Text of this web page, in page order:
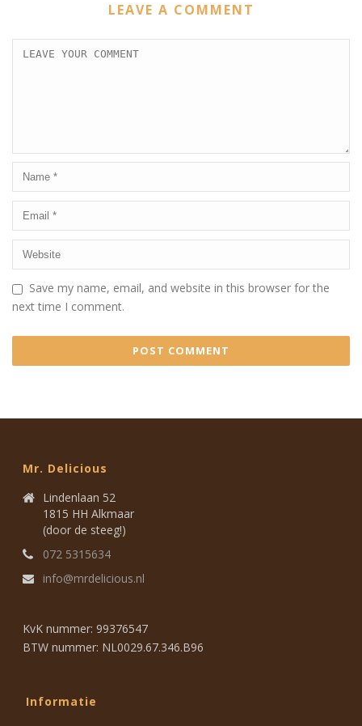
LEAVE A COMMENT
Save my name, email, and website in this browser for the
next time I comment.
Mr. Delicious
Lindenlaan 52
1815 HH Alkmaar
(door de steeg!)
072 5315634
info@mrdelicious.nl
KvK nummer: 99376547
BTW nummer: NL0029.67.346.B96
Informatie